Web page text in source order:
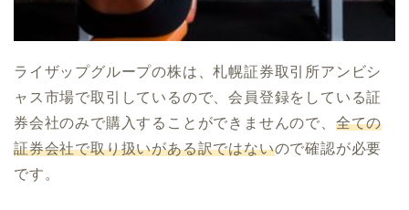
ライザップグループの株は、札幌証券取引所アンビシ
ャス市場で取引しているので、会員登録をしている証
券会社のみで購入することができませんので、 全ての
証券会社で取り扱いがある訳ではないので確認が必要
です。